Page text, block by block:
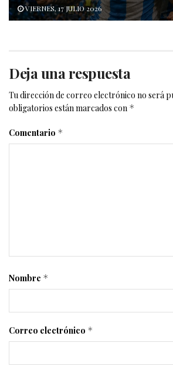
VIERNES, 17 JULIO 2026
Deja una respuesta
Tu dirección de correo electrónico no será
obligatorios están marcados con *
Comentario *
Nombre *
Correo electrónico *